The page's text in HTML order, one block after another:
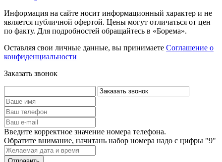
Информация на сайте носит информационный характер и не
является публичной офертой. Цены могут отличаться от цен
по факту. Для подробностей обращайтесь в «Борема».
Оставляя свои личные данные, вы принимаете Соглашение о
конфиденциальности
Заказать звонок
Введите корректное значение номера телефона.
Обратите внимание, начитань набор номера надо с цифры "9"